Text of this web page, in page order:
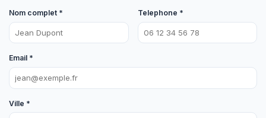
Nom complet * Telephone *
Email *
Ville *